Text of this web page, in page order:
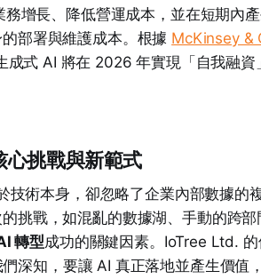
增長、降低營運成本，並在短期內
部署與維護成本。根據 McKinsey &
成式 AI 將在 2026 年實現「自我融
心挑戰與新範式
技術本身，卻忽略了企業內部數據的
挑戰，如混亂的數據湖、手動的跨
轉型成功的關鍵因素。IoTree Ltd.
深知，要讓 AI 真正落地並產生價值